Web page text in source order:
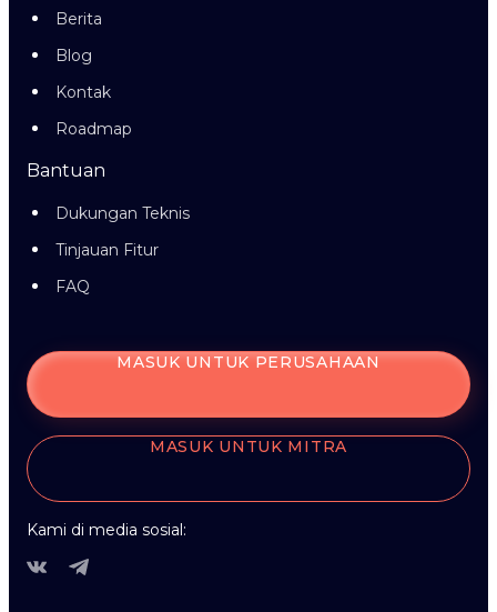
Berita
Blog
Kontak
Roadmap
Bantuan
Dukungan Teknis
Tinjauan Fitur
FAQ
MASUK UNTUK PERUSAHAAN
MASUK UNTUK MITRA
Kami di media sosial: